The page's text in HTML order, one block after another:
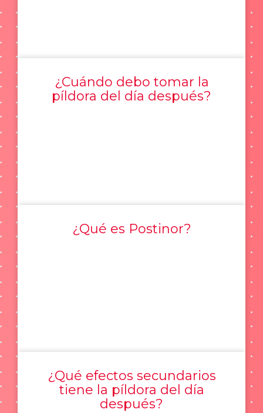
¿Cuándo debo tomar la
píldora del día después?
¿Qué es Postinor?
¿Qué efectos secundarios
tiene la píldora del día
después?